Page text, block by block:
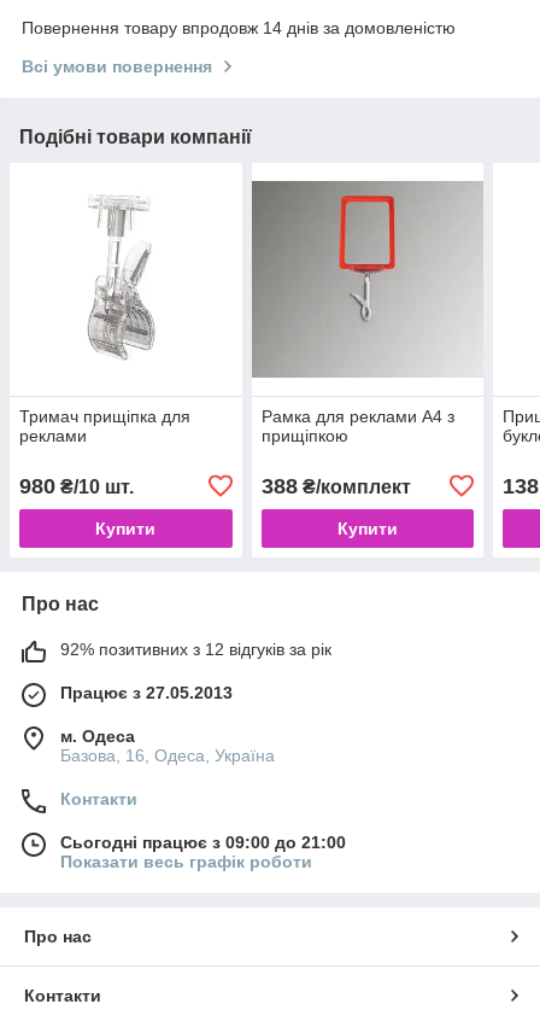
Повернення товару впродовж 14 днів за домовленістю
Всі умови повернення
Подібні товари компанії
Тримач прищіпка для
реклами
980 ₴/10 шт.
Купити
Рамка для реклами А4 з
прищіпкою
388₴/комплект
Купити
138
Про нас
92% позитивних з 12 відгуків за рік
Працює з 27.05.2013
м. Одеса
Базова, 16, Одеса, Україна
Контакти
Сьогодні працює з 09:00 до 21:00
Показати весь графік роботи
Про нас
Контакти